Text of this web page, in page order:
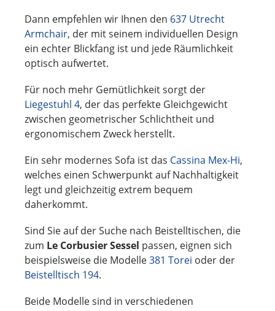
Dann empfehlen wir Ihnen den 637 Utrecht
Armchair, der mit seinem individuellen Design
ein echter Blickfang ist und jede Räumlichkeit
optisch aufwertet.
Für noch mehr Gemütlichkeit sorgt der
Liegestuhl 4, der das perfekte Gleichgewicht
zwischen geometrischer Schlichtheit und
ergonomischem Zweck herstellt.
Ein sehr modernes Sofa ist das Cassina Mex-Hi,
welches einen Schwerpunkt auf Nachhaltigkeit
legt und gleichzeitig extrem bequem
daherkommt.
Sind Sie auf der Suche nach Beistelltischen, die
zum Le Corbusier Sessel passen, eignen sich
beispielsweise die Modelle381 Torei oder der
Beistelltisch 194.
Beide Modelle sind in verschiedenen